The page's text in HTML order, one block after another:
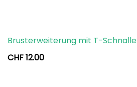
Brusterweiterung mit T-Schnalle
CHF12.00